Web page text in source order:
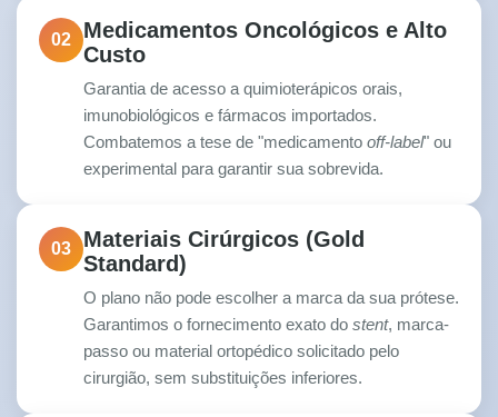
02
Medicamentos Oncológicos e Alto
Custo
Garantia de acesso a quimioterápicos orais,
imunobiológicos e fármacos importados.
Combatemos a tese de "medicamento off-label" ou
experimental para garantir sua sobrevida.
03
Materiais Cirúrgicos (Gold
Standard)
O plano não pode escolher a marca da sua prótese.
Garantimos o fornecimento exato do stent, marca-
passo ou material ortopédico solicitado pelo
cirurgião, sem substituições inferiores.